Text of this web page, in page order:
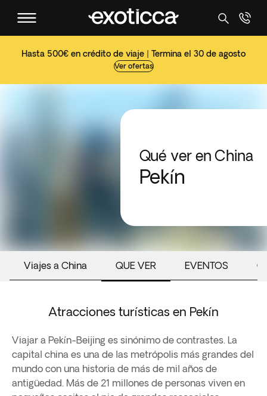
Hasta 500€ en crédito de viaje | Termina el 30 de agosto
Ver ofertas
Qué ver en China
Pekín
Viajes a China QUE VER EVENTOS
Atracciones turísticas en Pekín
Viajar a Pekín-Beijing es sinónimo de contrastes. La
capital china es una de las metrópolis más grandes del
mundo con una historia de más de mil años de
antigüedad. Más de 21 millones de personas viven en